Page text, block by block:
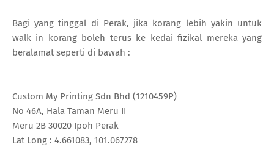
Bagi yang tinggal di Perak, jika korang lebih yakin untuk
walk in korang boleh terus ke kedai fizikal mereka yang
beralamat seperti di bawah :
Custom My Printing Sdn Bhd (1210459P)
No 46A, Hala Taman Meru II
Meru 2B 30020 Ipoh Perak
Lat Long : 4.661083, 101.067278